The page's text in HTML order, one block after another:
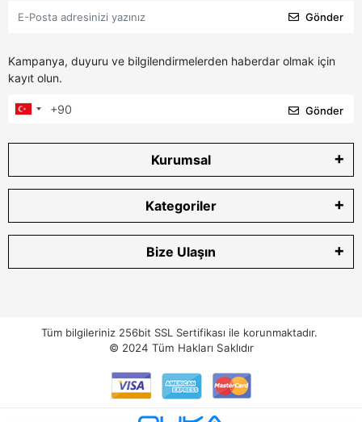
Gönder
Kampanya, duyuru ve bilgilendirmelerden haberdar olmak için
kayıt olun.
Gönder
Kurumsal
Kategoriler
Bize Ulaşın
Tüm bilgileriniz 256bit SSL Sertifikası ile korunmaktadır.
© 2024 Tüm Hakları Saklıdır